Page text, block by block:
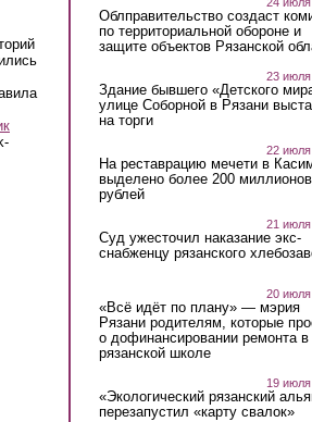
Облправительство создаст
по территориальной обороне и
защите объектов Рязанской
23 июля
Здание бывшего «Детского
улице Соборной в Рязани
на торги
22
На реставрацию мечети в
выделено более 200 миллионов
рублей
21
Суд ужесточил наказание экс-
снабженцу рязанского
20
«Всё идёт по плану» — мэрия
Рязани родителям, которые
о дофинансировании ремонта в
рязанской школе
19
«Экологический рязанский
перезапустил «карту свалок»